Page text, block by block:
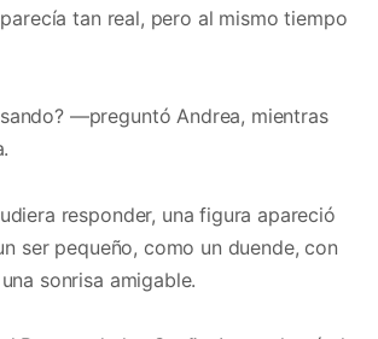
tan real, pero al mismo tiempo
—preguntó Andrea, mientras
responder, una figura apareció
ser pequeño, como un duende, con
sonrisa amigable.